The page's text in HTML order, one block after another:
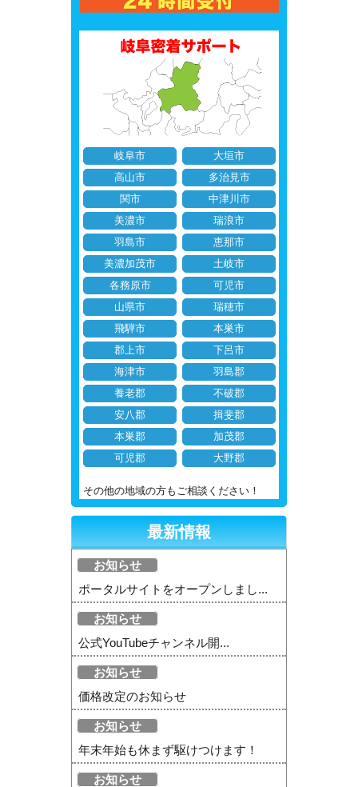
岐阜市
大垣市
高山市
多治見市
関市
中津川市
美濃市
瑞浪市
羽島市
恵那市
美濃加茂市
土岐市
各務原市
可児市
山県市
瑞穂市
飛騨市
本巣市
郡上市
下呂市
海津市
羽島郡
養老郡
不破郡
安八郡
揖斐郡
本巣郡
加茂郡
可児郡
大野郡
その他の地域の方もご相談ください！
最新情報
お知らせ
ポータルサイトをオープンしまし...
お知らせ
公式YouTubeチャンネル開...
お知らせ
価格改定のお知らせ
お知らせ
年末年始も休まず駆けつけます！
お知らせ